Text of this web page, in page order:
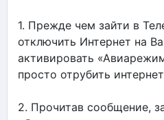
1. Прежде чем зайти в
отключить Интернет на
активировать
просто отрубить
2. Прочитав сообщение,